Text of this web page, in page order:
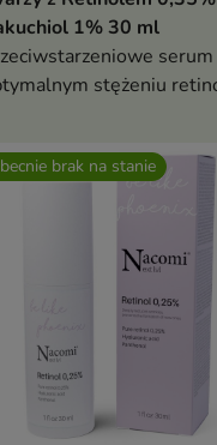
1% 30 ml
serum
stężeniu
brak na stanie